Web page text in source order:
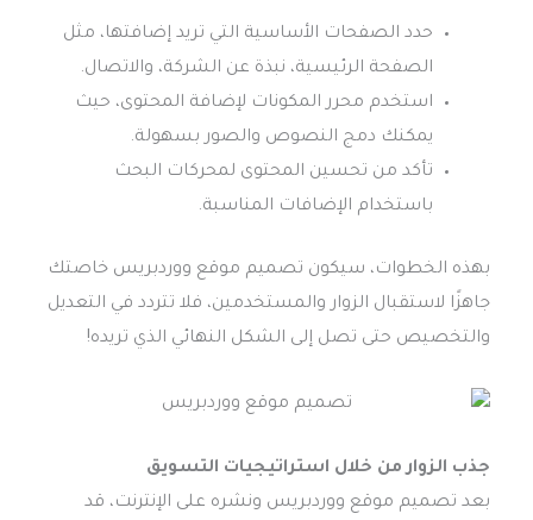
حدد الصفحات الأساسية التي تريد إضافتها، مثل
الصفحة الرئيسية، نبذة عن الشركة، والاتصال.
استخدم محرر المكونات لإضافة المحتوى، حيث
يمكنك دمج النصوص والصور بسهولة.
تأكد من تحسين المحتوى لمحركات البحث
باستخدام الإضافات المناسبة.
بهذه الخطوات، سيكون تصميم موقع ووردبريس خاصتك
جاهزًا لاستقبال الزوار والمستخدمين، فلا تتردد في التعديل
والتخصيص حتى تصل إلى الشكل النهائي الذي تريده!
جذب الزوار من خلال استراتيجيات التسويق
بعد تصميم موقع ووردبريس ونشره على الإنترنت، قد